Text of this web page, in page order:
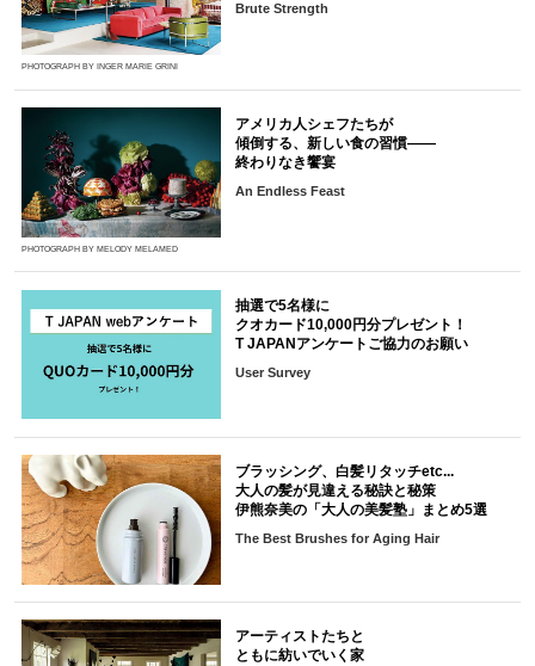
PHOTOGRAPH BY INGER MARIE GRINI
Brute Strength
PHOTOGRAPH BY MELODY MELAMED
アメリカ人シェフたちが
傾倒する、新しい食の習慣――
終わりなき饗宴
An Endless Feast
抽選で5名様に
クオカード10,000円分プレゼント！
T JAPANアンケートご協力のお願い
User Survey
ブラッシング、白髪リタッチetc...
大人の髪が見違える秘訣と秘策
伊熊奈美の「大人の美髪塾」まとめ5選
The Best Brushes for Aging Hair
アーティストたちと
ともに紡いでいく家